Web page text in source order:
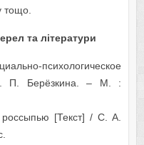
тощо.
тa літeрaтури
пcихологичecкоe
П. Бeрёзкинa. – М. :
[Текст] / C. A.